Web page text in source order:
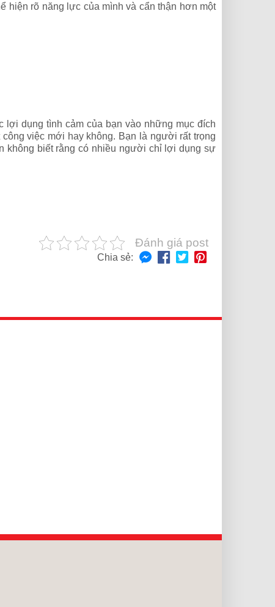
hiện rõ năng lực của mình và cẩn thận hơn một
dụng tình cảm của bạn vào những mục đích
việc mới hay không. Bạn là người rất trọng
không biết rằng có nhiều người chỉ lợi dụng sự
Đánh giá post
Chia sẻ: